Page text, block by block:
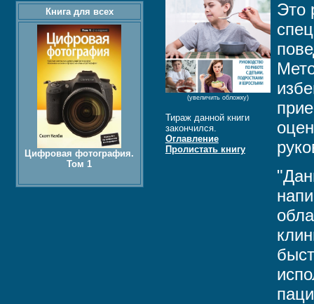
(увеличить обложку)
Тираж данной книги
закончился.
Оглавление
Пролистать книгу
Это
Книга для всех
Цифровая фотография.
Том 1